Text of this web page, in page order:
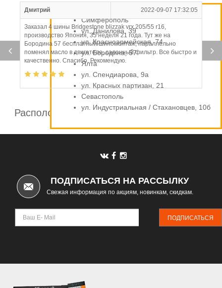
Дмитрий 2022-09-07 17:32:05
Заказал 4 шины Bridgestone blizzak vrx 205/55 r16,
производство Япония, 35 неделя 21 года. Тут же на
Бородина 57 бесплатный шиномонтаж, параллельно
поменял масло в двигателе, салонный фильтр. Все быстро и
качественно. Спасибо. Рекомендую.
Расположение шинных центров компании
Симферополь
ул. Данилова, 39
ул. Красноармейская, 74
ул. Бородина, 57
Ялта
ул. Спендиарова, 9а
ул. Красных партизан, 21
Севастополь
ул. Индустриальная / Стахановцев, 10б
ПОДПИСАТЬСЯ НА РАССЫЛКУ
Свежая информация по акциям, новинкам, скидкам.
ПОДПИСАТЬСЯ